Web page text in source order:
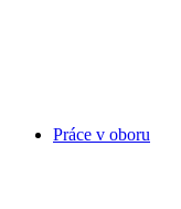
Práce v oboru